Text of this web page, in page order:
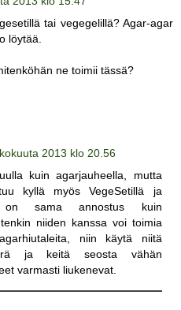
tai vegegelillä? Agar-agar
löytää.
ne toimii tässä?
2013 klo 20.56
kuin agarjauheella, mutta
kyllä myös VegeSetillä ja
on sama annostus kuin
niiden kanssa voi toimia
niin käytä niitä
ja keitä seosta vähän
varmasti liukenevat.